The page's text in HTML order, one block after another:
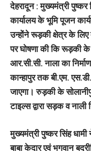
देहरादून : मुख्यमंत्री
कार्यालय के भूमि पूजन
उन्होंने रूड़की क्षेत्र के
पर घोषणा की कि रूड़की
आर.सी.सी. नाला का
कान्हापुर तक बी.एम.
जाएगा। रुड़की के
टाइल्स द्वारा सड़क व नाली
मुख्यमंत्री पुष्कर सिंह
बाबा केदार एवं भगवान